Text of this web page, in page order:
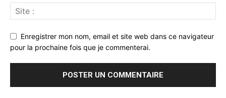
Enregistrer mon nom, email et site web dans ce navigateur
pour la prochaine fois que je commenterai.